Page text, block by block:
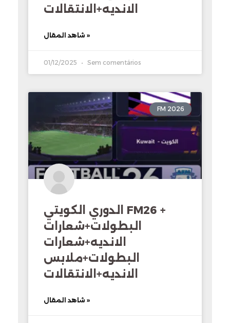
الانديه+الانتقالات
شاهد المقال »
01/12/2025 Sem comentários
FM 2026
الدوري الكويتي FM26 +
البطولات+شعارات
الانديه+شعارات
البطولات+ملابس
الانديه+الانتقالات
شاهد المقال »